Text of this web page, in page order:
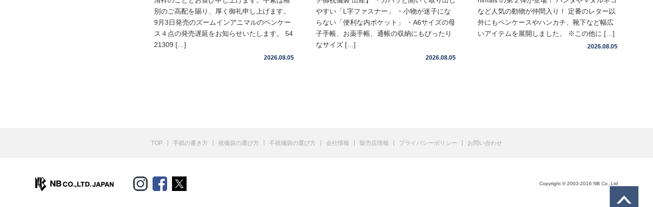
別のご高配を賜り、厚く御礼申し上げます。
9月3日発売のズームインアニマルのペンケー
ス４点の発売遅延をお知らせいたします。 54
21309 […]
2026.08.05
やすい「L字ファスナー」 ・小物が迷子にな
らない「便利な内ポケット」 ・A6サイズの母
子手帳、お薬手帳、通帳の収納にもぴったり
なサイズ […]
2026.08.05
など人気の動物が仲間入り！ 定番のレター以
外にもペンケースやハンカチ、靴下など幅広
いアイテムを展開しました。 ※この他に […]
2026.08.05
TOP 手紙の書き方 祝儀袋の選び方 不祝儀袋の選び方 会社情報 販売店情報 プライバシーポリシー お問い合わせ
Copyright © 2003-2016 NB Co.,Ltd